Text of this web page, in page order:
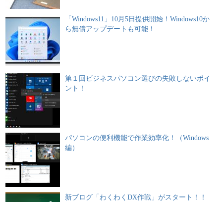
「Windows11」10月5日提供開始！Windows10か
ら無償アップデートも可能！
第１回ビジネスパソコン選びの失敗しないポイ
ント！
パソコンの便利機能で作業効率化！（Windows
編）
新ブログ「わくわくDX作戦」がスタート！！